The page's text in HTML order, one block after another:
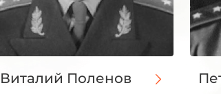
Виталий Поленов